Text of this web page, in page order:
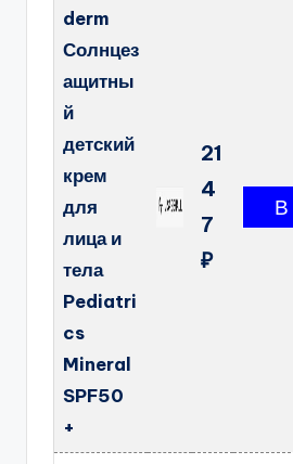
derm
Солнцез
ащитны
й
детский
крем
для
лица и
тела
Pediatri
cs
Mineral
SPF50
+
21
4
7
₽